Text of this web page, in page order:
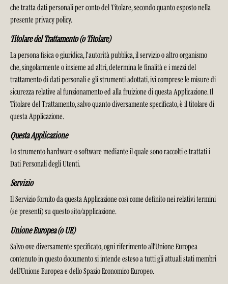
che tratta dati personali per conto del Titolare, secondo quanto esposto nella
presente privacy policy.
Titolare del Trattamento (o Titolare)
La persona fisica o giuridica, l'autorità pubblica, il servizio o altro organismo
che, singolarmente o insieme ad altri, determina le finalità e i mezzi del
trattamento di dati personali e gli strumenti adottati, ivi comprese le misure di
sicurezza relative al funzionamento ed alla fruizione di questa Applicazione. Il
Titolare del Trattamento, salvo quanto diversamente specificato, è il titolare di
questa Applicazione.
Questa Applicazione
Lo strumento hardware o software mediante il quale sono raccolti e trattati i
Dati Personali degli Utenti.
Servizio
Il Servizio fornito da questa Applicazione così come definito nei relativi termini
(se presenti) su questo sito/applicazione.
Unione Europea (o UE)
Salvo ove diversamente specificato, ogni riferimento all’Unione Europea
contenuto in questo documento si intende esteso a tutti gli attuali stati membri
dell’Unione Europea e dello Spazio Economico Europeo.